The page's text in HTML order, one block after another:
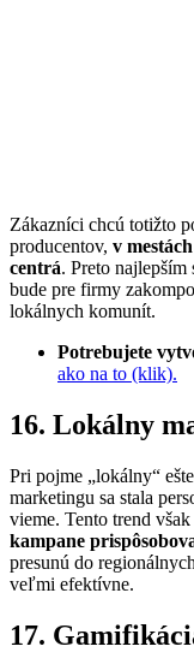
Zákazníci chcú totižto
producentov, v
centrá. Preto
bude pre firmy
lokálnych komunít.
Potrebujete
ako na to (klik).
16. Lokálny
Pri pojme „lokálny“
marketingu sa stala
vieme. Tento trend
kampane
presunú do
veľmi efektívne.
17.